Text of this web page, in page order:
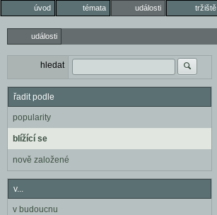
úvod témata události tržiště
události
hledat
řadit podle
popularity
blížící se
nově založené
v...
v budoucnu